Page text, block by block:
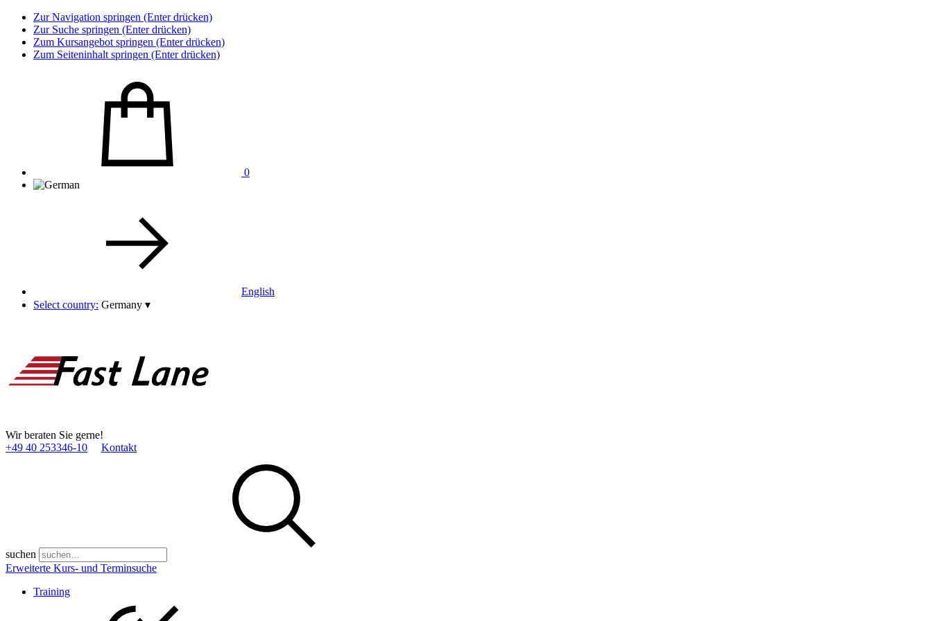
Zur Navigation springen (Enter drücken)
Zur Suche springen (Enter drücken)
Zum Kursangebot springen (Enter drücken)
Zum Seiteninhalt springen (Enter drücken)
0
English
Select country: Germany ▾
Wir beraten Sie gerne!
+49 40 253346­-10
Kontakt
suchen
Erweiterte Kurs- und Terminsuche
Training